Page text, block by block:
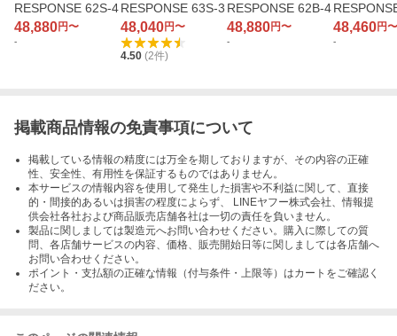
RESPONSE 62S-4
48,880円〜
-
RESPONSE 63S-3
48,040円〜
4.50 (2件)
RESPONSE 62B-4
48,880円〜
-
3/4
48,460円〜
-
掲載商品情報の免責事項について
掲載している情報の精度には万全を期しておりますが、その内容の正確
性、安全性、有用性を保証するものではありません。
本サービスの情報内容を使用して発生した損害や不利益に関して、直接
的・間接的あるいは損害の程度によらず、 LINEヤフー株式会社、情報提
供会社各社および商品販売店舗各社は一切の責任を負いません。
製品に関しましては製造元へお問い合わせください。購入に際しての質
問、各店舗サービスの内容、価格、販売開始日等に関しましては各店舗へ
お問い合わせください。
ポイント・支払額の正確な情報（付与条件・上限等）はカートをご確認く
ださい。